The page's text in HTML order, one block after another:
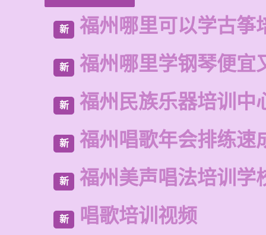
新 福州哪里可以学古筝
新 福州哪里学钢琴便宜
新 福州民族乐器培训中
新 福州唱歌年会排练速
新 福州美声唱法培训学
新 唱歌培训视频